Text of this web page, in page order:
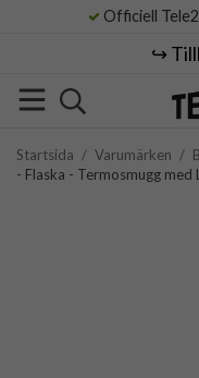
Officiell
↪️
Startsida / Varumärken /
- Flaska - Termosmugg med